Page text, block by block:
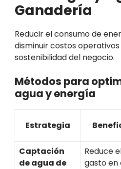
Ganadería
Reducir el consumo de
disminuir costos
sostenibilidad del negocio.
Métodos para
agua y energía
Estrategia
Captación
de agua de
Reduce
gasto en